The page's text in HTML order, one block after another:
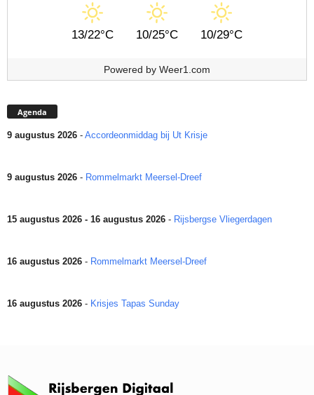
13/22°C 10/25°C 10/29°C
Powered by Weer1.com
Agenda
9 augustus 2026 - Accordeonmiddag bij Ut Krisje
9 augustus 2026 - Rommelmarkt Meersel-Dreef
15 augustus 2026 - 16 augustus 2026 - Rijsbergse Vliegerdagen
16 augustus 2026 - Rommelmarkt Meersel-Dreef
16 augustus 2026 - Krisjes Tapas Sunday